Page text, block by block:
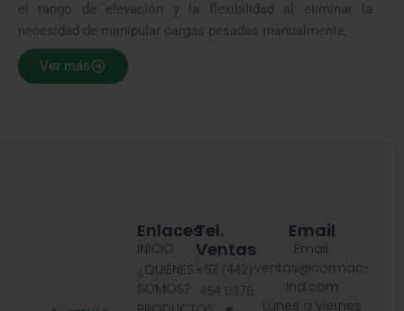
el rango de elevación y la flexibilidad al eliminar la
necesidad de manipular cargas pesadas manualmente.
Ver más
Tel.
Ventas
+52 (442)
454 0376
Enlaces
INICIO
¿QUIÉNES
SOMOS?
Email
Email:
ventas@cormac-
ind.com
Lunes a viernes